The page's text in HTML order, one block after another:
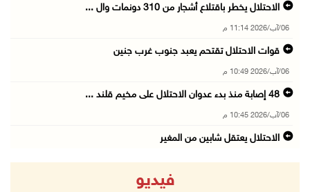
الاحتلال يخطر باقتلاع أشجار من 310 دونمات وال ...
06/آب/2026 11:14 م
قوات الاحتلال تقتحم يعبد جنوب غرب جنين
06/آب/2026 10:49 م
48 إصابة منذ بدء عدوان الاحتلال على مخيم قلند ...
06/آب/2026 10:45 م
الاحتلال يعتقل شابين من المغير
وزير الداخلية يبحث مع مكافحة المخدرات الدولي ...
فيديو